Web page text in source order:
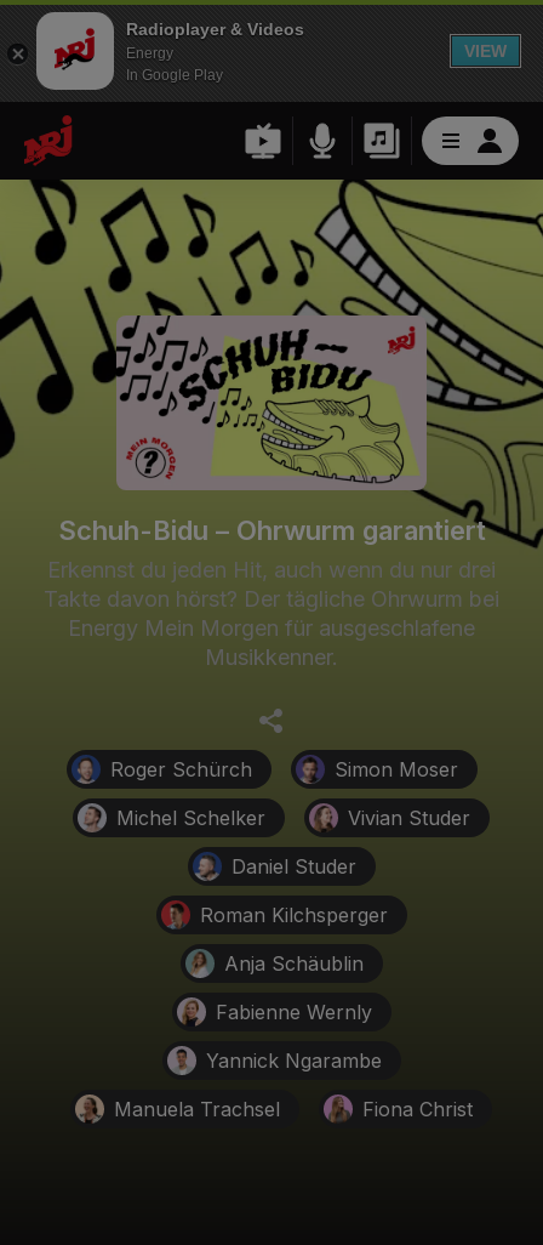
Radioplayer & Videos
Energy
In Google Play
VIEW
Schuh-Bidu – Ohrwurm garantiert
Erkennst du jeden Hit, auch wenn du nur drei
Takte davon hörst? Der tägliche Ohrwurm bei
Energy Mein Morgen für ausgeschlafene
Musikkenner.
Roger Schürch
Simon Moser
Michel Schelker
Vivian Studer
Daniel Studer
Roman Kilchsperger
Anja Schäublin
Fabienne Wernly
Yannick Ngarambe
Manuela Trachsel
Fiona Christ